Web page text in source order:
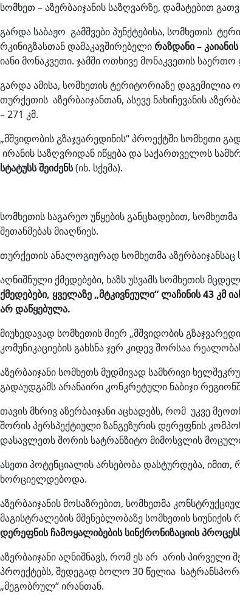
სომხეთ – აზერბაიჯანის საზღვარზე, დამატებით
გარდა საბაჟო გამშვები პუნქტებისა, სომხეთის
რკინიგზასთან დამაკავშირებელირაზდანი – კაიანის
იანი მონაკვეთი. ჯამში ოთხივე მონაკვეთის
გარდა ამისა, სომხეთის ტერიტორიაზე დაგემილია
თურქეთის აზერბაიჯანთან, ასევე ნახიჩევანის
– 271 კმ.
„მშვიდობის გზაჯვარედინის“ პროექტში სომხეთი
ირანის საზღვრიდან იწყება და საქართველოს
სტატუსს შეიძენს(იხ. სქემა).
სომხეთის საგარეო უწყების განცხადებით,
შეთანმებას მიაღწიეს.
თურქეთის ანალოგიურად სომხეთმა
აღნიშნული ქმედებები, ხაზს უსვამს სომხეთის
ქმედებები, ყველაზე „მტკივნეული“ ლაჩინის 43
არ დაწყებულა.
მიუხედავად სომხეთის მიერ „მშვიდობის
კომუნიკაციების გახსნა ჯერ კიდევ შორსაა
აზერბაიჯანი სომხეთს მუდმივად სამხრივი
გადაუდგამს არანაირი კონკრეტული ნაბიჯი
თავის მხრივ აზერბაიჯანი აცხადებს, რომ უკვე
შორის პერსპექტიული ზანგეზურის დერეფნის
დასავლეთს შორის სატრანზიტო მიმოსვლის
ასეთი პოტენციალის არსებობა დასტურდება,
ხორციელდებოდა.
აზერბაიჯანის მოსაზრებით, სომხეთმა
მაგისტრალების მშენებლობაზე სომხეთის
დერეფნის ჩამოყალიბების სინქრონიზაციის
აზერბაიჯანი აღნიშნავს, რომ ეს არ არის პირველი
პროექტებს, შედეგად ბოლო 30 წელია
„მეგობრულ“ ირანთან.